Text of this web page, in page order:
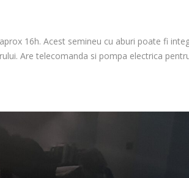
16h. Acest semineu cu aburi poate fi
Are telecomanda si pompa electrica